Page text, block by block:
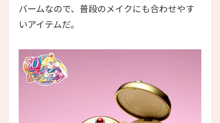
バームなので、普段のメイクにも合わせやす
いアイテムだ。